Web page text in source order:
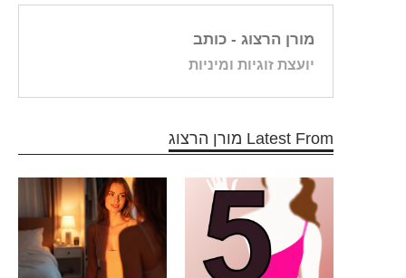
מורן הרצוג - כותב
יועצת זוגיות ומיניות
Latest From מורן הרצוג